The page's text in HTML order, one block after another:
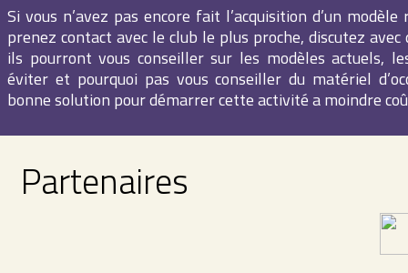
Si vous n’avez pas encore fait l’acquisition d’un
prenez contact avec le club le plus proche, discutez avec
ils pourront vous conseiller sur les modèles actuels,
éviter et pourquoi pas vous conseiller du matériel
bonne solution pour démarrer cette activité a moindre
Partenaires